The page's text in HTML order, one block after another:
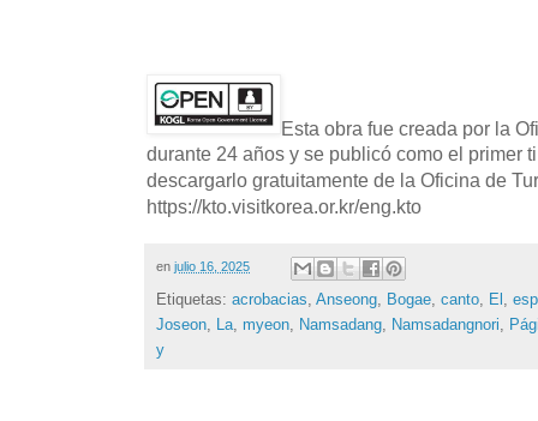
Esta obra fue creada por la
durante 24 años y se publicó como el primer
descargarlo gratuitamente de la Oficina de
https://kto.visitkorea.or.kr/eng.kto
en julio 16, 2025
Etiquetas: acrobacias Anseong Bogae canto El
Joseon
La myeon Namsadang Namsadangnori
y